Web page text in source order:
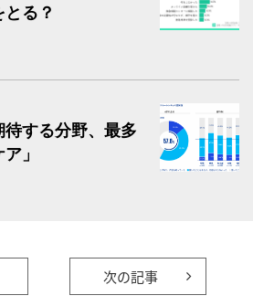
る？
する分野、最多
」
次の記事